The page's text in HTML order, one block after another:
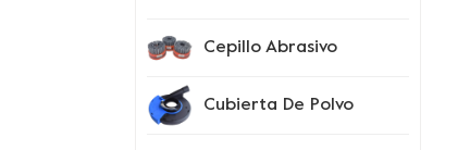
Cepillo Abrasivo
Cubierta De Polvo